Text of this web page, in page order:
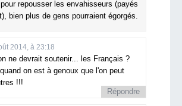
repousser les envahisseurs (payés
bien plus de gens pourraient égorgés.
2014, à 23:18
ne devrait soutenir... les Français ?
on est à genoux que l'on peut
!!!
Répondre